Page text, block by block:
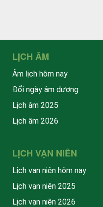
LỊCH ÂM
Âm lịch hôm nay
Đổi ngày âm dương
Lịch âm 2025
Lịch âm 2026
LỊCH VẠN NIÊN
Lịch vạn niên hôm nay
Lịch vạn niên 2025
Lịch vạn niên 2026